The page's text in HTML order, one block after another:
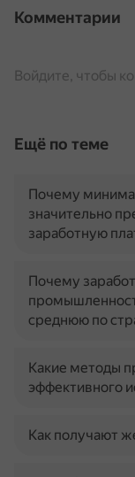
Комментарии
Войдите, чтобы
Ещё по теме
Почему
значительно
заработную
Почему
среднюю по
Какие методы
эффективного
Как получают